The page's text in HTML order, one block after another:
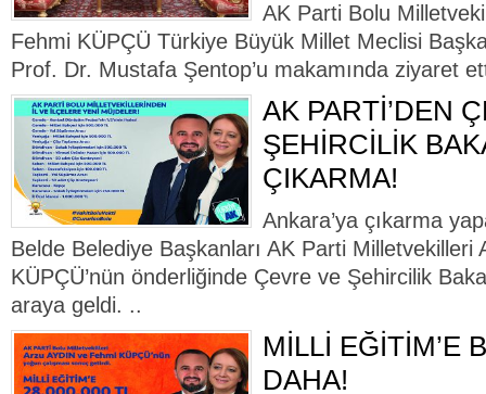
AK Parti Bolu
Fehmi KÜPÇÜ Türkiye Büyük Millet Meclisi
Prof. Dr. Mustafa Şentop’u makamında ziyaret
AK PARTİ’DEN
ŞEHİRCİLİK
ÇIKARMA!
Ankara’ya çıkarma
Belde Belediye Başkanları AK Parti Milletvekilleri
KÜPÇÜ’nün önderliğinde Çevre ve Şehircilik
araya geldi. ..
MİLLİ EĞİTİM’E
DAHA!